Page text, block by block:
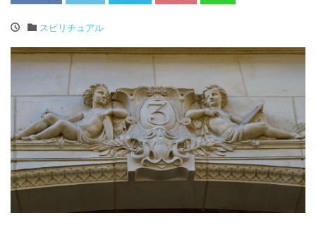
スピリチュアル